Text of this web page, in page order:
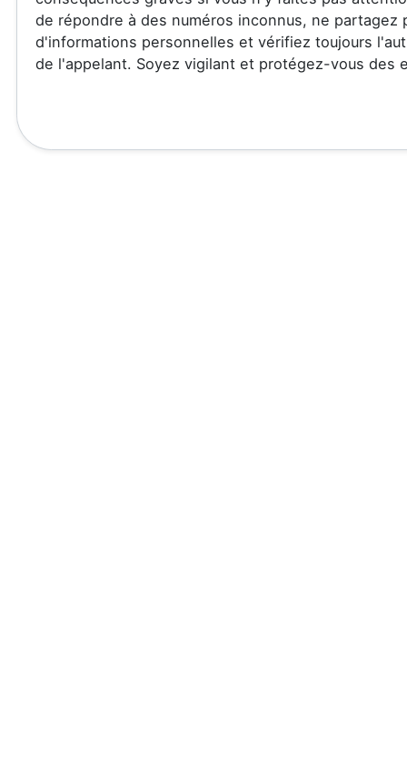
de répondre à des numéros inconnus, ne partagez
d'informations personnelles et vérifiez toujours
de l'appelant. Soyez vigilant et protégez-vous des